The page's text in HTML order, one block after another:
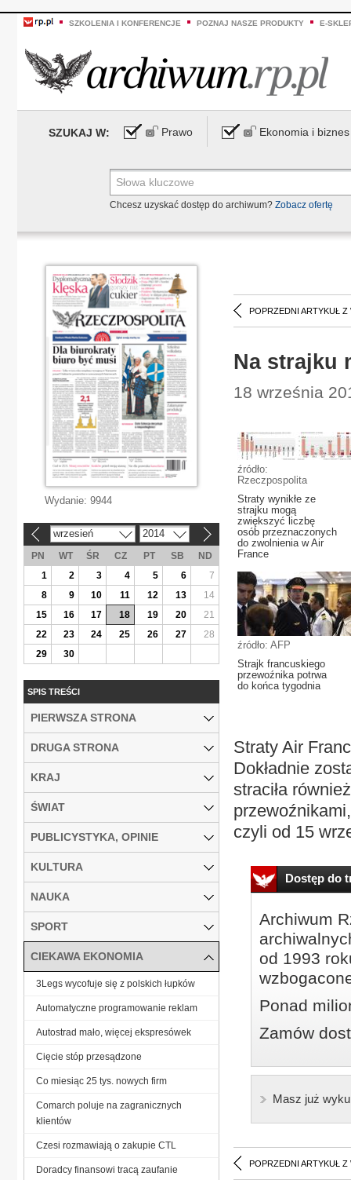
SZKOLENIA I KONFERENCJE POZNAJ NASZE PRODUKTY E-
SZUKAJ W: Prawo Ekonomia i biznes
Chcesz uzyskać dostęp do archiwum? Zobacz ofertę
POPRZEDNI ARTYKUŁ Z
Na strajku
18 września
źródło:
Rzeczpospolita
Straty wynikłe ze
strajku mogą
zwiększyć liczbę
osób przeznaczonych
do zwolnienia w Air
France
źródło: AFP
Strajk francuskiego
przewoźnika potrwa
do końca tygodnia
Straty Air
Dokładnie
straciła
czyli od 15
Dostęp do
Archiwum
od 1993
Ponad
Zamów
Masz już
POPRZEDNI ARTYKUŁ Z
Wydanie: 9944
wrzesień 2014
PN WT ŚR CZ PT SB
ND
1
2 3 4 5 6
7
8
9 10 11 12 13
14
15
16 17 18 19 20
21
22
23 24 25 26 27
28
29
30
SPIS TREŚCI
PIERWSZA STRONA
DRUGA STRONA
KRAJ
ŚWIAT
PUBLICYSTYKA, OPINIE
KULTURA
NAUKA
SPORT
CIEKAWA EKONOMIA
3Legs wycofuje się z polskich łupków
Automatyczne programowanie reklam
Autostrad mało, więcej ekspresówek
Cięcie stóp przesądzone
Co miesiąc 25 tys. nowych firm
Comarch poluje na zagranicznych
klientów
Czesi rozmawiają o zakupie CTL
Doradcy finansowi tracą zaufanie